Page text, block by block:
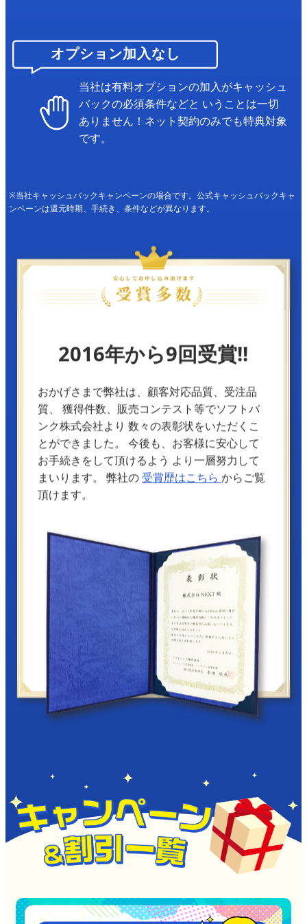
オプション加入なし
当社は有料オプションの加入がキャッシュ
バックの必須条件などと いうことは一切
ありません！ネット契約のみでも特典対象
です。
※当社キャッシュバックキャンペーンの場合です。公式キャッシュバックキャ
ンペーンは還元時期、手続き、条件などが異なります。
2016年から9回受賞!!
おかげさまで弊社は、顧客対応品質、受注品
質、
獲得件数、販売コンテスト等でソフトバ
ンク株式会社より 数々の表彰状をいただくこ
とができました。
今後も、お客様に安心して
お手続きをして頂けるよう より一層努力して
まいります。
弊社の 受賞歴はこちらからご覧
頂けます。